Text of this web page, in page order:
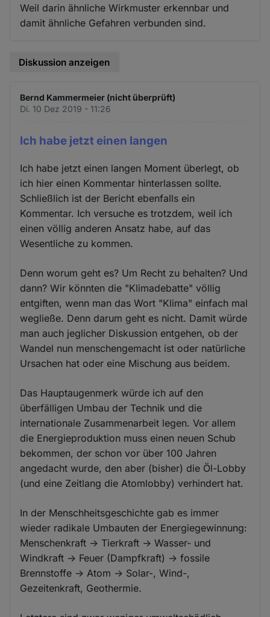
Weil darin ähnliche Wirkmuster erkennbar und
damit ähnliche Gefahren verbunden sind.
Diskussion anzeigen
Bernd Kammermeier (nicht überprüft)
Di. 10 Dez 2019 - 11:26
Ich habe jetzt einen langen
Ich habe jetzt einen langen Moment überlegt, ob
ich hier einen Kommentar hinterlassen sollte.
Schließlich ist der Bericht ebenfalls ein
Kommentar. Ich versuche es trotzdem, weil ich
einen völlig anderen Ansatz habe, auf das
Wesentliche zu kommen.
Denn worum geht es? Um Recht zu behalten? Und
dann? Wir könnten die "Klimadebatte" völlig
entgiften, wenn man das Wort "Klima" einfach mal
wegließe. Denn darum geht es nicht. Damit würde
man auch jeglicher Diskussion entgehen, ob der
Wandel nun menschengemacht ist oder natürliche
Ursachen hat oder eine Mischung aus beidem.
Das Hauptaugenmerk würde ich auf den
überfälligen Umbau der Technik und die
internationale Zusammenarbeit legen. Vor allem
die Energieproduktion muss einen neuen Schub
bekommen, der schon vor über 100 Jahren
angedacht wurde, den aber (bisher) die Öl-Lobby
(und eine Zeitlang die Atomlobby) verhindert hat.
In der Menschheitsgeschichte gab es immer
wieder radikale Umbauten der Energiegewinnung:
Menschenkraft -> Tierkraft -> Wasser- und
Windkraft -> Feuer (Dampfkraft) -> fossile
Brennstoffe -> Atom -> Solar-, Wind-,
Gezeitenkraft, Geothermie.